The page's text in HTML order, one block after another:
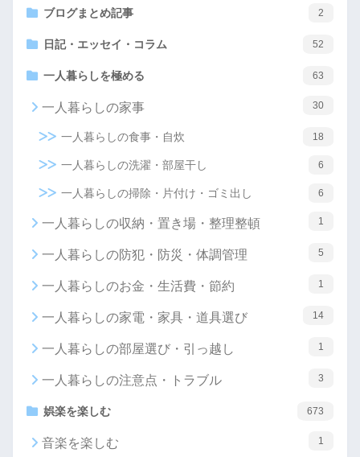
ブログまとめ記事 2
日記・エッセイ・コラム 52
一人暮らしを極める 63
一人暮らしの家事 30
一人暮らしの食事・自炊 18
一人暮らしの洗濯・部屋干し 6
一人暮らしの掃除・片付け・ゴミ出し 6
一人暮らしの収納・置き場・整理整頓 1
一人暮らしの防犯・防災・体調管理 5
一人暮らしのお金・生活費・節約 1
一人暮らしの家電・家具・道具選び 14
一人暮らしの部屋選び・引っ越し 1
一人暮らしの注意点・トラブル 3
娯楽を楽しむ 673
音楽を楽しむ 1